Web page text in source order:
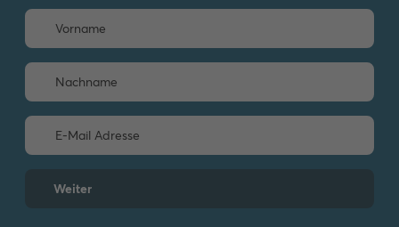
Weiter